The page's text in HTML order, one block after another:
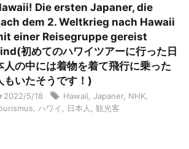
Die ersten Japaner, die
dem 2. Weltkrieg nach Hawaii
einer Reisegruppe gereist
初めてのハワイツアーに行った日
人の中には着物を着て飛行に乗った
もいたそうです！)
2022/5/18 Hawaii Japaner, NHK
ハワイ 日本人 観光客